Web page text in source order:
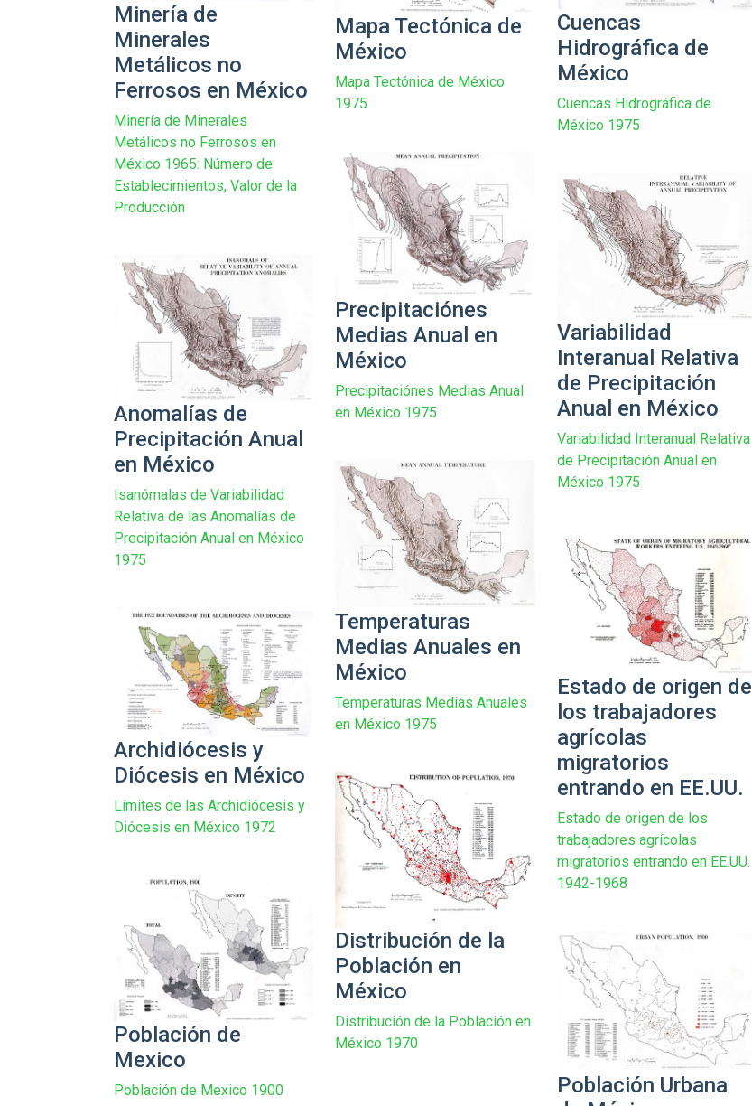
Minería de
Minerales
Metálicos no
Ferrosos en México
Minería de Minerales
Metálicos no Ferrosos en
México 1965: Número de
Establecimientos, Valor de la
Producción
Mapa Tectónica de
México
Mapa Tectónica de México
1975
Cuencas
Hidrográfica de
México
Cuencas Hidrográfica de
México 1975
Precipitaciónes
Medias Anual en
México
Precipitaciónes Medias Anual
en México 1975
Variabilidad
Interanual Relativa
de Precipitación
Anual en México
Variabilidad Interanual Relativa
de Precipitación Anual en
México 1975
Anomalías de
Precipitación Anual
en México
Isanómalas de Variabilidad
Relativa de las Anomalías de
Precipitación Anual en México
1975
Temperaturas
Medias Anuales en
México
Temperaturas Medias Anuales
en México 1975
Estado de origen de
los trabajadores
agrícolas
migratorios
entrando en EE.UU.
Estado de origen de los
trabajadores agrícolas
migratorios entrando en EE.UU.
1942-1968
Archidiócesis y
Diócesis en México
Límites de las Archidiócesis y
Diócesis en México 1972
Distribución de la
Población en
México
Distribución de la Población en
México 1970
Población de
Mexico
Población de Mexico 1900
Población Urbana